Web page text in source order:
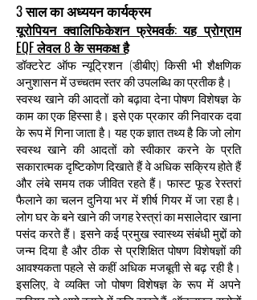
3 साल का अध्ययन कार्यक्रम
यूरोपियन क्वालिफिकेशन फ्रेमवर्क: यह प्रोग्राम
EQF लेवल 8 के समकक्ष है
डॉक्टरेट ऑफ न्यूट्रिशन (डीबीए) किसी भी शैक्षणिक
अनुशासन में उच्चतम स्तर की उपलब्धि का प्रतीक है।
स्वस्थ खाने की आदतों को बढ़ावा देना पोषण विशेषज्ञ के
काम का एक हिस्सा है। इसे एक प्रकार की निवारक दवा
के रूप में गिना जाता है। यह एक ज्ञात तथ्य है कि जो लोग
स्वस्थ खाने की आदतों को स्वीकार करने के प्रति
सकारात्मक दृष्टिकोण दिखाते हैं वे अधिक सक्रिय होते हैं
और लंबे समय तक जीवित रहते हैं। फास्ट फूड रेस्तरां
फैलाने का चलन दुनिया भर में शीर्ष गियर में जा रहा है।
लोग घर के बने खाने की जगह रेस्त्रां का मसालेदार खाना
पसंद करते हैं। इसने कई प्रमुख स्वास्थ्य संबंधी मुद्दों को
जन्म दिया है और ठीक से प्रशिक्षित पोषण विशेषज्ञों की
आवश्यकता पहले से कहीं अधिक मजबूती से बढ़ रही है।
इसलिए, वे व्यक्ति जो पोषण विशेषज्ञ के रूप में अपने